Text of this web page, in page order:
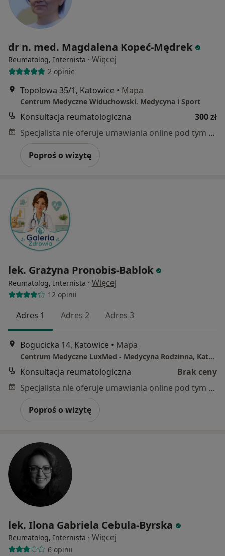
dr n. med. Magdalena Kopeć-Mędrek
Reumatolog, Internista · Więcej
2 opinie
Topolowa 35/1, Katowice • Mapa
Centrum Medyczne Widuchowski. Medycyna i Sport
Konsultacja reumatologiczna
300 zł
Specjalista nie oferuje umawiania online pod tym adresem.
Poproś o wizytę
lek. Grażyna Pronobis-Bablok
Reumatolog, Internista · Więcej
12 opinii
Adres 1 Adres 2 Adres 3
Bogucicka 14, Katowice • Mapa
Centrum Medyczne LuxMed - Medycyna Rodzinna, Katowice, ul. Sowińskiego 46
Konsultacja reumatologiczna
Brak ceny
Specjalista nie oferuje umawiania online pod tym adresem.
Poproś o wizytę
lek. Ilona Gabriela Cebula-Byrska
Reumatolog, Internista · Więcej
6 opinii